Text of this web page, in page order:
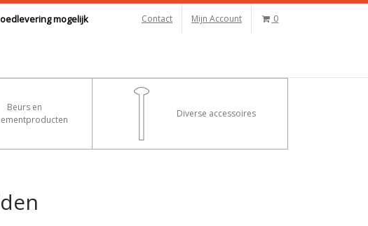
mogelijk Contact Mijn Account 0
Beurs en
Diverse accessoires